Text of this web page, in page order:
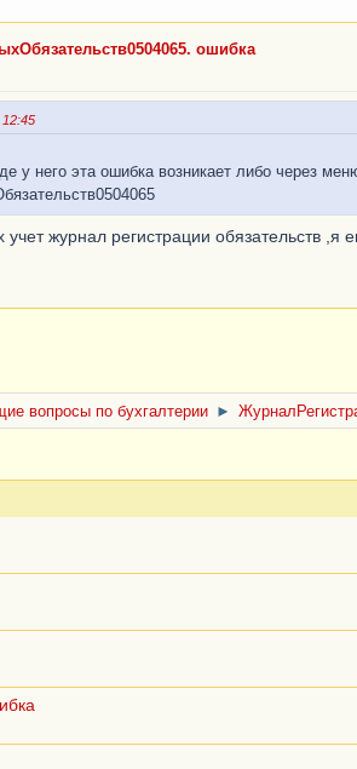
ошибка
у него эта ошибка возникает либо через
учет журнал регистрации обязательств
вопросы по бухгалтерии ►